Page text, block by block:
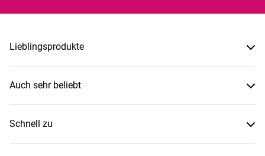
Lieblingsprodukte
Auch sehr beliebt
Schnell zu